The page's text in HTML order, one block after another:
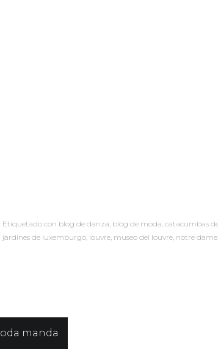
Etiquetado con blog de danza, blog de moda, catacumbas
jardines de luxemburgo, louvre, museo del louvre, notre dame
manda